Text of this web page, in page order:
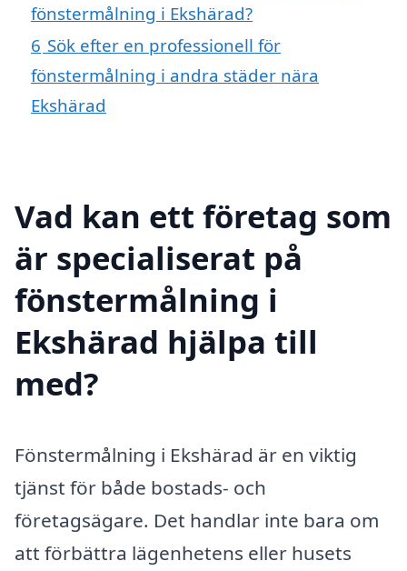
fönstermålning i Ekshärad?
6 Sök efter en professionell för
fönstermålning i andra städer nära
Ekshärad
Vad kan ett företag som
är specialiserat på
fönstermålning i
Ekshärad hjälpa till
med?
Fönstermålning i Ekshärad är en viktig
tjänst för både bostads- och
företagsägare. Det handlar inte bara om
att förbättra lägenhetens eller husets